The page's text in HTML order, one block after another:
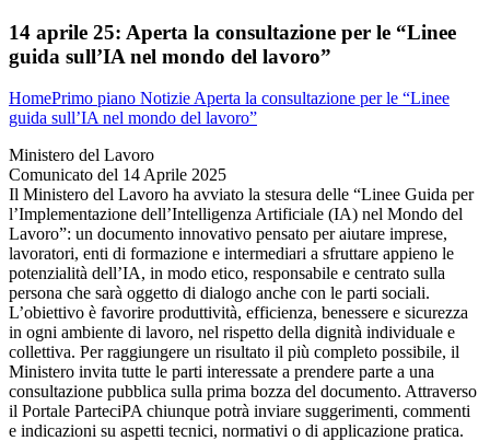
14 aprile 25: Aperta la consultazione per le “Linee
guida sull’IA nel mondo del lavoro”
HomePrimo piano NotizieAperta la consultazione per le “Linee
guida sull’IA nel mondo del lavoro”
Ministero del Lavoro
Comunicato del 14 Aprile 2025
Il Ministero del Lavoro ha avviato la stesura delle “Linee Guida per
l’Implementazione dell’Intelligenza Artificiale (IA) nel Mondo del
Lavoro”: un documento innovativo pensato per aiutare imprese,
lavoratori, enti di formazione e intermediari a sfruttare appieno le
potenzialità dell’IA, in modo etico, responsabile e centrato sulla
persona che sarà oggetto di dialogo anche con le parti sociali.
L’obiettivo è favorire produttività, efficienza, benessere e sicurezza
in ogni ambiente di lavoro, nel rispetto della dignità individuale e
collettiva. Per raggiungere un risultato il più completo possibile, il
Ministero invita tutte le parti interessate a prendere parte a una
consultazione pubblica sulla prima bozza del documento. Attraverso
il Portale ParteciPA chiunque potrà inviare suggerimenti, commenti
e indicazioni su aspetti tecnici, normativi o di applicazione pratica.